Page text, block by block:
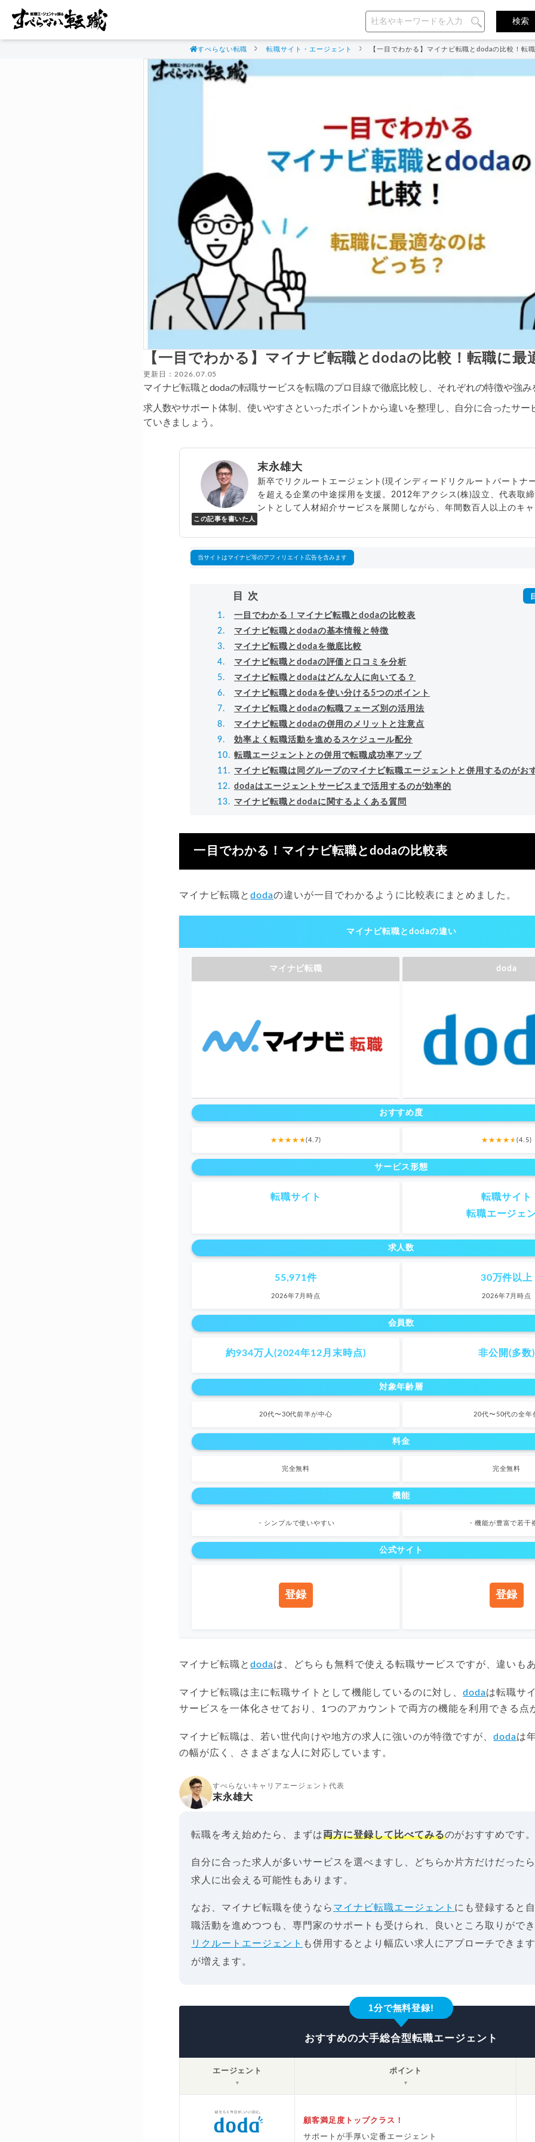
すべらない転職 転職サイト・エージェント 【一目でわかる】マイナビ転職とdodaの比較！転
【一目でわかる】マイナビ転職とdodaの比較！転職に最
更新日：2026.07.05
マイナビ転職とdodaの転職サービスを転職のプロ目線で徹底比較し、それぞれの特徴や強
求人数やサポート体制、使いやすさといったポイントから違いを整理し、自分に合ったサー
ていきましょう。
この記事を書いた人
末永雄大
新卒でリクルートエージェント(現インディードリクルートパートナ
を超える企業の中途採用を支援。2012年アクシス(株)設立、代表取
ントとして人材紹介サービスを展開しながら、年間数百人以上のキ
当サイトはマイナビ等のアフィリエイト広告を含みます
目次
一目でわかる！マイナビ転職とdodaの比較表
マイナビ転職とdodaの基本情報と特徴
マイナビ転職とdodaを徹底比較
マイナビ転職とdodaの評価と口コミを分析
マイナビ転職とdodaはどんな人に向いてる？
マイナビ転職とdodaを使い分ける5つのポイント
マイナビ転職とdodaの転職フェーズ別の活用法
マイナビ転職とdodaの併用のメリットと注意点
効率よく転職活動を進めるスケジュール配分
転職エージェントとの併用で転職成功率アップ
マイナビ転職は同グループのマイナビ転職エージェントと併用するのがお
dodaはエージェントサービスまで活用するのが効率的
マイナビ転職とdodaに関するよくある質問
一目でわかる！マイナビ転職とdodaの比較表
マイナビ転職とdodaの違いが一目でわかるように比較表にまとめました。
マイナビ転職とdodaの違い
マイナビ転職 doda
おすすめ度
(4.7) (4.5)
サービス形態
転職サイト
転職サイト
転職エージェ
求人数
55,971件
2026年7月時点
30万件以上
2026年7月時点
会員数
約934万人(2024年12月末時点) 非公開(多数)
対象年齢層
20代〜30代前半が中心 20代〜50代の全年
料金
完全無料 完全無料
機能
・シンプルで使いやすい ・機能が豊富で若干
公式サイト
登録 登録
マイナビ転職とdodaは、どちらも無料で使える転職サービスですが、違いも
マイナビ転職は主に転職サイトとして機能しているのに対し、dodaは転職サ
サービスを一体化させており、1つのアカウントで両方の機能を利用できる点
マイナビ転職は、若い世代向けや地方の求人に強いのが特徴ですが、dodaは
の幅が広く、さまざまな人に対応しています。
すべらないキャリアエージェント代表
末永雄大
転職を考え始めたら、まずは両方に登録して比べてみるのがおすすめです
自分に合った求人が多いサービスを選べますし、どちらか片方だけだった
求人に出会える可能性もあります。
なお、マイナビ転職を使うなら マイナビ転職エージェント にも登録すると
職活動を進めつつも、専門家のサポートも受けられ、良いところ取りがで
リクルートエージェント も併用するとより幅広い求人にアプローチできま
が増えます。
1分で無料登録!
おすすめの大手総合型転職エージェント
エージェント
▼
ポイント
▼
顧客満足度トップクラス！
サポートが手厚い定番エージェント